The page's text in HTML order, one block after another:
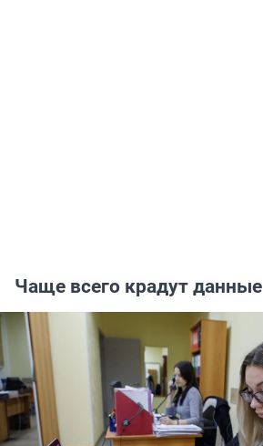
Чаще всего крадут данные